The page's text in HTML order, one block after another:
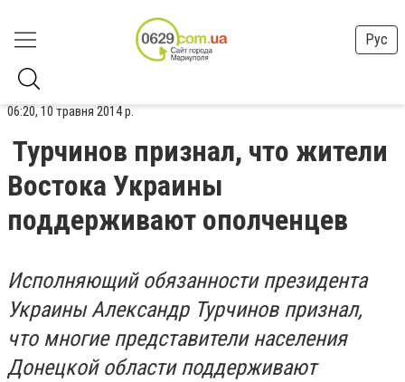
Рус
06:20, 10 травня 2014 р.
Турчинов признал, что жители
Востока Украины
поддерживают ополченцев
Исполняющий обязанности президента
Украины Александр Турчинов признал,
что многие представители населения
Донецкой области поддерживают